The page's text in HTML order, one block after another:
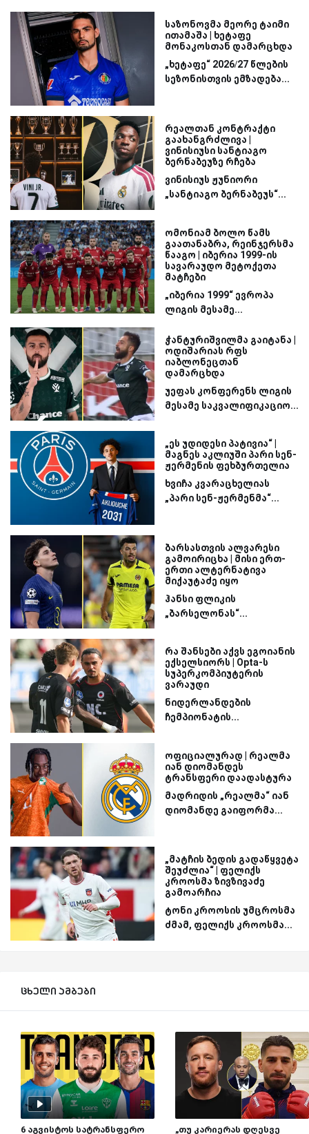
საზონოვმა მეორე ტაიმი
ითამაშა | ხეტაფე
მონაკოსთან დამარცხდა
„ხეტაფე“ 2026/27 წლების
სეზონისთვის ემზადება...
რეალთან კონტრაქტი
გაახანგრძლივა |
ვინისიუსი სანტიაგო
ბერნაბეუზე რჩება
ვინისიუს ჟუნიორი
„სანტიაგო ბერნაბეუს“...
ომონიამ ბოლო წამს
გაათანაბრა, რეინჯერსმა
წააგო | იბერია 1999-ის
სავარაუდო მეტოქეთა
მატჩები
„იბერია 1999“ ევროპა
ლიგის მესამე...
ჭანტურიშვილმა გაიტანა |
ოდიშარიას რფს
იაბლონეცთან
დამარცხდა
უეფას კონფერენს ლიგის
მესამე საკვალიფიკაციო...
„ეს უდიდესი პატივია“ |
მაგნეს აკლიუში პარი სენ-
ჟერმენის ფეხბურთელია
ხვიჩა კვარაცხელიას
„პარი სენ-ჟერმენმა“...
ბარსასთვის ალვარესი
გამოირიცხა | მისი ერთ-
ერთი ალტერნატივა
მიქაუტაძე იყო
ჰანსი ფლიკის
„ბარსელონას“...
რა შანსები აქვს ეგოიანის
ექსელსიორს | Opta-ს
სუპერკომპიუტერის
ვარაუდი
ნიდერლანდების
ჩემპიონატის...
ოფიციალურად | რეალმა
იან დიომანდეს
ტრანსფერი დაადასტურა
მადრიდის „რეალმა“ იან
დიომანდე გაიფორმა...
„მატჩის ბედის გადაწყვეტა
შეუძლია“ | ფელიქს
კროოსმა ზივზივაძე
გამოარჩია
ტონი კროოსის უმცროსმა
ძმამ, ფელიქს კროოსმა...
ცხელი ამბები
6 აგვისტოს სატრანსფერო „თუ კარიერას დღესვე